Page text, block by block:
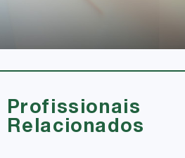
Profissionais
Relacionados